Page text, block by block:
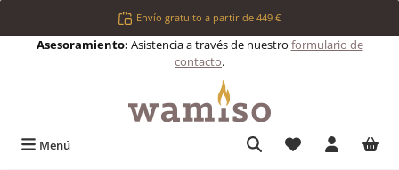
Saltar al contenido principalEnvío gratuito a partir de 449 €
Asesoramiento: Asistencia a través de nuestro formulario de
contacto.
Menú Tienes 0